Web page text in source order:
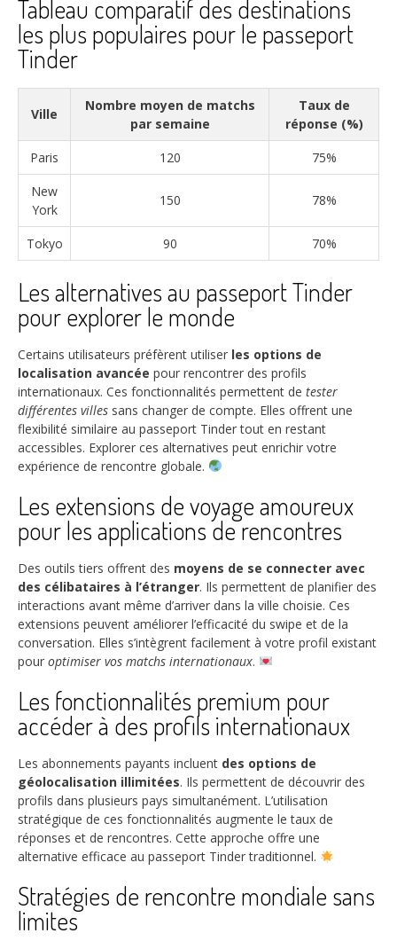
Tableau comparatif des destinations
les plus populaires pour le passeport
Tinder
Ville
Nombre moyen de matchs
par semaine
Taux de
réponse (%)
Paris
120
75%
New
York
150 78%
Tokyo 90 70%
Les alternatives au passeport Tinder
pour explorer le monde
Certains utilisateurs préfèrent utiliser les options de
localisation avancée pour rencontrer des profils
internationaux. Ces fonctionnalités permettent de tester
différentes villes sans changer de compte. Elles offrent une
flexibilité similaire au passeport Tinder tout en restant
accessibles. Explorer ces alternatives peut enrichir votre
expérience de rencontre globale.
Les extensions de voyage amoureux
pour les applications de rencontres
Des outils tiers offrent des moyens de se connecter avec
des célibataires à l’étranger. Ils permettent de planifier des
interactions avant même d’arriver dans la ville choisie. Ces
extensions peuvent améliorer l’efficacité du swipe et de la
conversation. Elles s’intègrent facilement à votre profil existant
pour optimiser vos matchs internationaux.
Les fonctionnalités premium pour
accéder à des profils internationaux
Les abonnements payants incluent des options de
géolocalisation illimitées. Ils permettent de découvrir des
profils dans plusieurs pays simultanément. L’utilisation
stratégique de ces fonctionnalités augmente le taux de
réponses et de rencontres. Cette approche offre une
alternative efficace au passeport Tinder traditionnel.
Stratégies de rencontre mondiale sans
limites